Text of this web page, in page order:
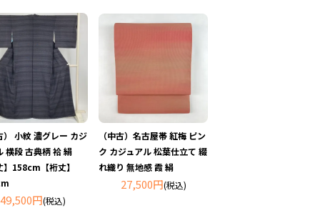
） 小紋 濃グレー カジ
横段 古典柄 袷 絹
】158cm【裄丈】
49,500円(税込)
（中古）名古屋帯 紅梅 ピン
ク カジュアル 松葉仕立て 綴
れ織り 無地感 霞 絹
27,500円(税込)